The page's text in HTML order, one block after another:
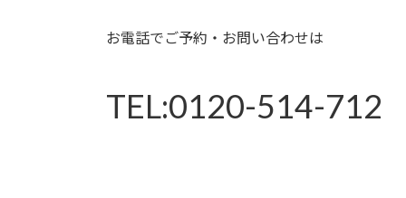
お電話でご予約・お問い合わせは
TEL:0120-514-712